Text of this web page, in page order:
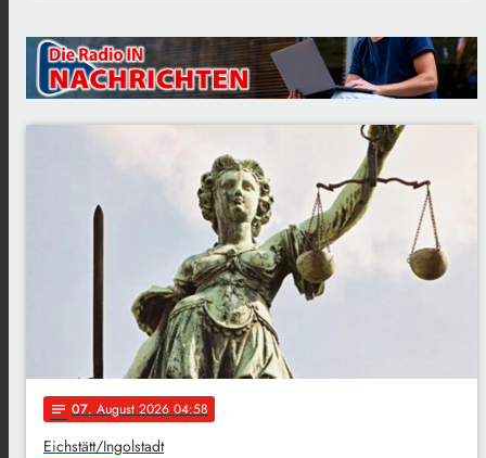
notes 07. August 2026 04:58
Eichstätt/Ingolstadt